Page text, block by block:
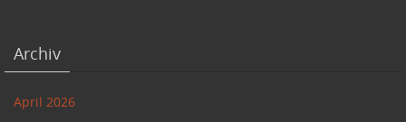
Archiv
April 2026